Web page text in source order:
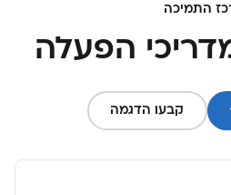
התמיכה
הפעלה
קבעו הדגמה